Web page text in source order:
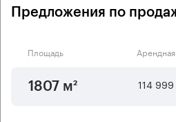
Предложения по
Площадь
1807 м² 114